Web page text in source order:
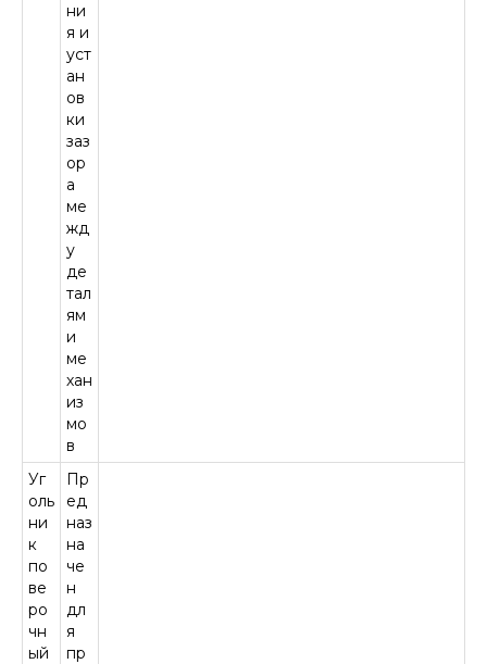
ни
я и
уст
ан
ов
ки
заз
ор
а
ме
жд
у
де
тал
ям
и
ме
хан
из
мо
в
Уг
оль
ни
к
по
ве
ро
чн
ый
Пр
ед
наз
на
че
н
дл
я
пр